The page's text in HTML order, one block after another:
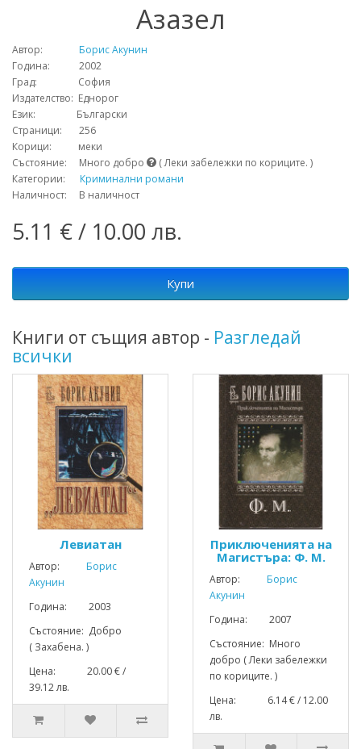
Азазел
Автор:
Борис Акунин
Година: 2002
Град: София
Издателство: Еднорог
Език: Български
Страници: 256
Корици: меки
Състояние: Много добро
( Леки забележки по кориците. )
Категории: Криминални романи
Наличност: В наличност
5.11 € / 10.00 лв.
Купи
Книги от същия автор - Разгледай
всички
Левиатан
Автор:
Борис
Акунин
Година: 2003
Състояние: Добро
( Захабена. )
Цена: 20.00 € /
39.12 лв.
Приключенията на
Магистъра: Ф. М.
Автор:
Борис
Акунин
Година: 2007
Състояние: Много
добро ( Леки забележки
по кориците. )
Цена: 6.14 € / 12.00
лв.